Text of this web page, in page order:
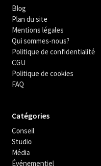
Blog
Plan du site
Mentions légales
Qui sommes-nous?
Politique de confidentialité
CGU
Politique de cookies
FAQ
Catégories
Conseil
Studio
Média
Événementiel